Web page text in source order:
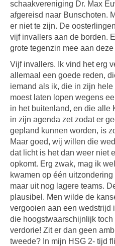
schaakvereniging Dr. Max
afgereisd naar Bunschoten.
er niet te zijn. De
vijf invallers aan de borden.
grote tegenzin mee aan
Vijf invallers. Ik vind het erg
allemaal een goede reden,
iemand als ik, die in zijn
moest laten lopen wegens
in het buitenland, en die alle
in zijn agenda zet zodat er
gepland kunnen worden, is
Maar goed, wij willen die
dat licht is het dan weer niet
opkomt. Erg zwak, mag ik
kwamen op één
maar uit nog lagere teams.
plausibel. Men wilde de
vergooien aan een wedstrijd
die hoogstwaarschijnlijk toch
verdorie! Zit er dan geen
tweede? In mijn HSG 2- tijd